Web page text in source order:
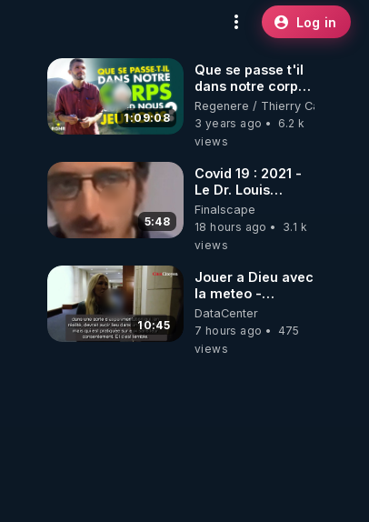
Log in
1:09:08
Que se passe t'il
dans notre corps
quand nous
jeûnons ?
Regenere / Thierry
3 years ago
6.2 k
views
5:48
Covid 19 : 2021 -
Le Dr. Louis
Fouché renverse
le plateau de
CNews !
Finalscape
18 hours ago
3.1 k
views
10:45
Jouer a Dieu avec
la meteo -
Citoicitoyen
DataCenter
7 hours ago
475
views